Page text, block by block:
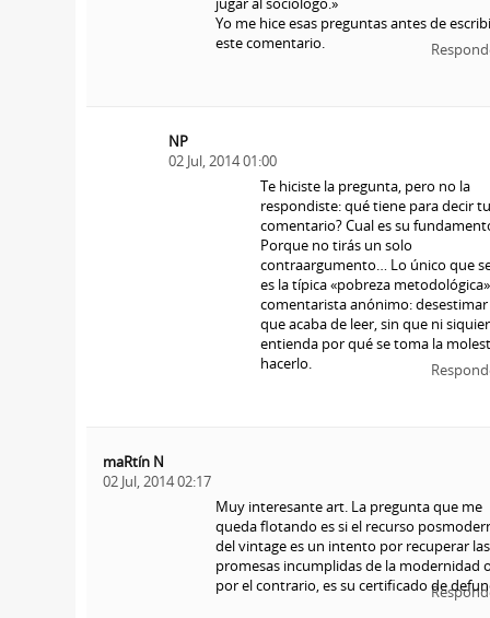
Yo me hice esas preguntas antes de
este comentario.
NP
02 Jul, 2014 01:00
Te hiciste la pregunta, pero no la
respondiste: qué tiene para decir tu
comentario? Cual es su
Porque no tirás un solo
contraargumento… Lo único que
es la típica «pobreza
comentarista anónimo:
que acaba de leer, sin que ni
entienda por qué se toma la
hacerlo.
maRtín N
02 Jul, 2014 02:17
Muy interesante art. La pregunta que me
queda flotando es si el recurso
del vintage es un intento por recuperar las
promesas incumplidas de la modernidad
por el contrario, es su certificado de